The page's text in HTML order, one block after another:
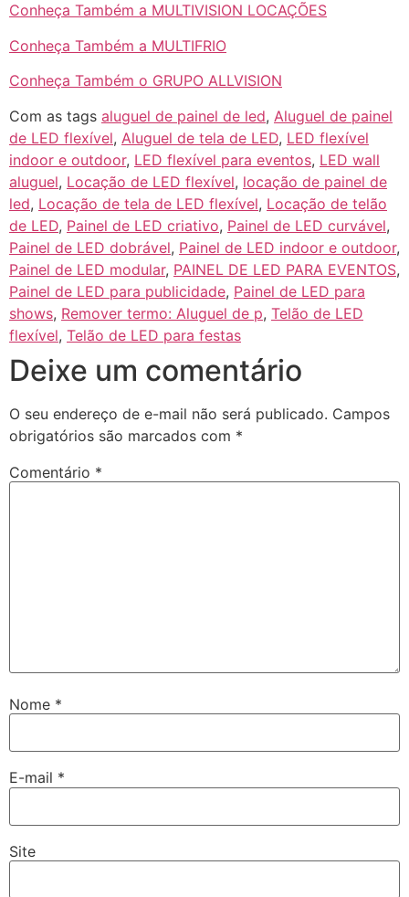
Conheça Também a MULTIVISION LOCAÇÕES
Conheça Também a MULTIFRIO
Conheça Também o GRUPO ALLVISION
Com as tags aluguel de painel de led, Aluguel de painel
de LED flexível, Aluguel de tela de LED, LED flexível
indoor e outdoor, LED flexível para eventos, LED wall
aluguel, Locação de LED flexível, locação de painel de
led, Locação de tela de LED flexível, Locação de telão
de LED, Painel de LED criativo, Painel de LED curvável,
Painel de LED dobrável, Painel de LED indoor e outdoor,
Painel de LED modular, PAINEL DE LED PARA EVENTOS,
Painel de LED para publicidade, Painel de LED para
shows, Remover termo: Aluguel de p, Telão de LED
flexível, Telão de LED para festas
Deixe um comentário
O seu endereço de e-mail não será publicado. Campos
obrigatórios são marcados com *
Comentário *
Nome *
E-mail *
Site